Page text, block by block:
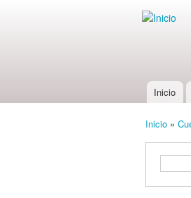
Main menu
Inicio
Inicio »